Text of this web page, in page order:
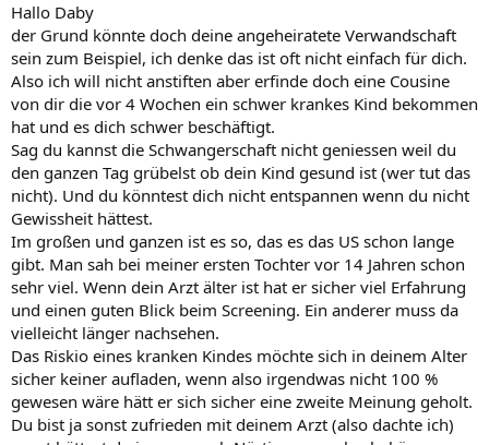
Hallo Daby
der Grund könnte doch deine angeheiratete Verwandschaft
sein zum Beispiel, ich denke das ist oft nicht einfach für dich.
Also ich will nicht anstiften aber erfinde doch eine Cousine
von dir die vor 4 Wochen ein schwer krankes Kind bekommen
hat und es dich schwer beschäftigt.
Sag du kannst die Schwangerschaft nicht geniessen weil du
den ganzen Tag grübelst ob dein Kind gesund ist (wer tut das
nicht). Und du könntest dich nicht entspannen wenn du nicht
Gewissheit hättest.
Im großen und ganzen ist es so, das es das US schon lange
gibt. Man sah bei meiner ersten Tochter vor 14 Jahren schon
sehr viel. Wenn dein Arzt älter ist hat er sicher viel Erfahrung
und einen guten Blick beim Screening. Ein anderer muss da
vielleicht länger nachsehen.
Das Riskio eines kranken Kindes möchte sich in deinem Alter
sicher keiner aufladen, wenn also irgendwas nicht 100 %
gewesen wäre hätt er sich sicher eine zweite Meinung geholt.
Du bist ja sonst zufrieden mit deinem Arzt (also dachte ich)